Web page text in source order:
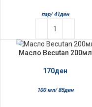
пар/ 41ден
НЕМА НА ЗАЛИ
Масло Becutan 200мл
170ден
100 мл/ 85ден